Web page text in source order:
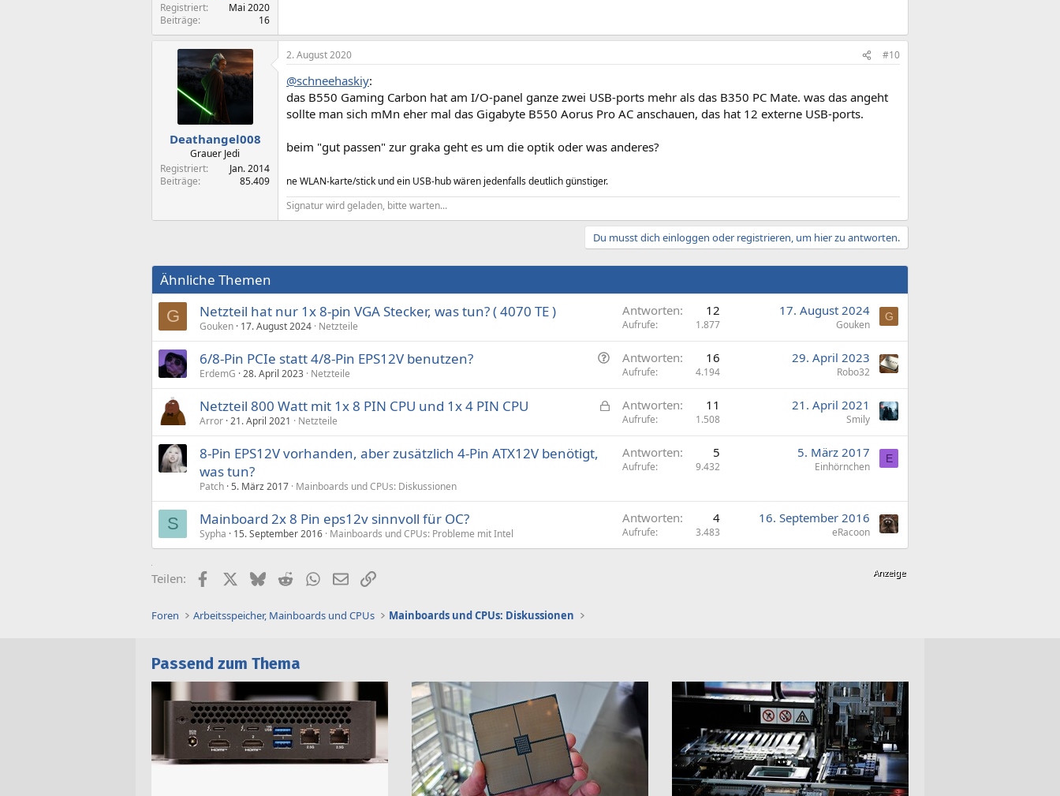
Registriert
Mai 2020
Beiträge
16
Deathangel008
Grauer Jedi
Registriert
Jan. 2014
Beiträge
85.409
2. August 2020 #10
@schneehaskiy:
das B550 Gaming Carbon hat am I/O-panel ganze zwei USB-ports mehr als das B350 PC Mate. was das angeht
sollte man sich mMn eher mal das Gigabyte B550 Aorus Pro AC anschauen, das hat 12 externe USB-ports.
beim "gut passen" zur graka geht es um die optik oder was anderes?
ne WLAN-karte/stick und ein USB-hub wären jedenfalls deutlich günstiger.
Signatur wird geladen, bitte warten...
Du musst dich einloggen oder registrieren, um hier zu antworten.
Ähnliche Themen
G Netzteil hat nur 1x 8-pin VGA Stecker, was tun? ( 4070 TE )
Gouken 17. August 2024 Netzteile
Antworten 12
Aufrufe 1.877
17. August 2024
Gouken
G
F
a
g
6/8-Pin PCIe statt 4/8-Pin EPS12V benutzen?
ErdemG 28. April 2023 Netzteile
Antworten 16
Aufrufe 4.194
29. April 2023
Robo32
G
s
r
Netzteil 800 Watt mit 1x 8 PIN CPU und 1x 4 PIN CPU
Arror 21. April 2021 Netzteile
Antworten 11
Aufrufe 1.508
21. April 2021
Smily
8-Pin EPS12V vorhanden, aber zusätzlich 4-Pin ATX12V benötigt,
was tun?
Patch 5. März 2017 Mainboards und CPUs: Diskussionen
Antworten 5
Aufrufe 9.432
5. März 2017
Einhörnchen
E
S Mainboard 2x 8 Pin eps12v sinnvoll für OC?
Sypha 15. September 2016 Mainboards und CPUs: Probleme mit Intel
Antworten 4
Aufrufe 3.483
16. September 2016
eRacoon
Teilen: FacebookX (Twitter)
BlueskyRedditWhatsApp
E-MailLink
Foren Arbeitsspeicher, Mainboards und CPUs Mainboards und CPUs: Diskussionen
Passend zum Thema